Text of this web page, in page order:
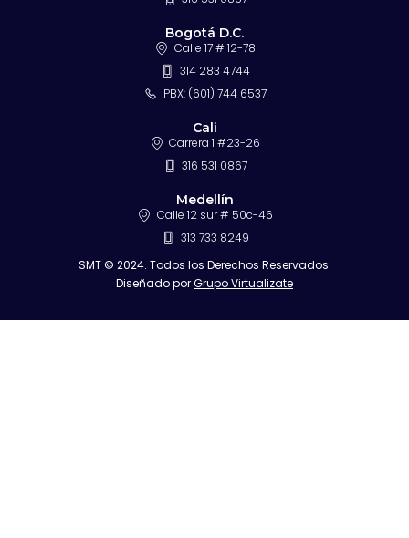
Bogotá D.C.
Calle 17 # 12-78
314 283 4744
PBX: (601) 744 6537
Cali
Carrera 1 #23-26
316 531 0867
Medellín
Calle 12 sur # 50c-46
313 733 8249
SMT © 2024. Todos los Derechos Reservados.
Diseñado porGrupo Virtualizate